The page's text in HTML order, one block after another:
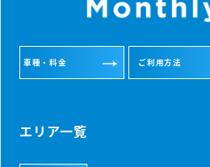
車種・料金 ご利用方法
エリア一覧